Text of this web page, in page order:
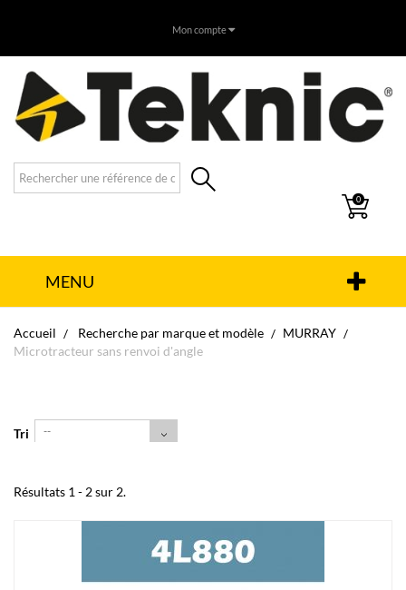
Mon compte
0
MENU
Accueil Recherche par marque et modèle
MURRAY
Microtracteur sans renvoi d'angle
Tri --
Résultats 1 - 2 sur 2.